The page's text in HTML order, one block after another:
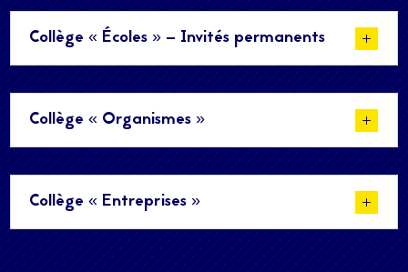
Collège « Écoles » – Invités permanents
Collège « Organismes »
Collège « Entreprises »